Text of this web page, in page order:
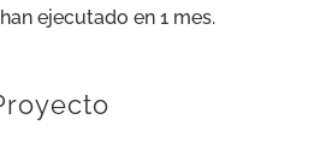
ejecutado en 1 mes.